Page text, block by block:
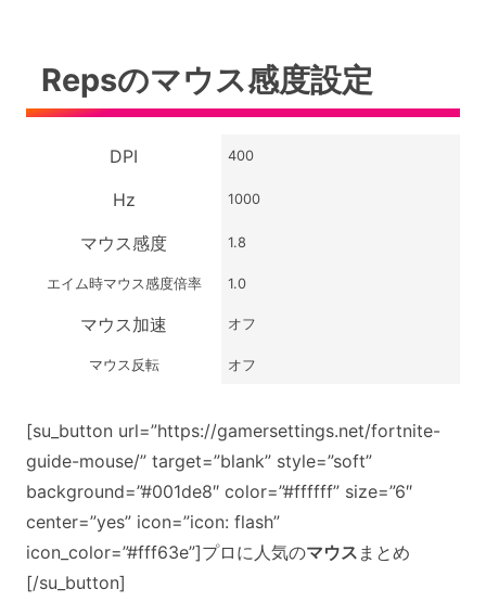
Repsのマウス感度設定
DPI 400
Hz 1000
マウス感度 1.8
エイム時マウス感度倍率 1.0
マウス加速 オフ
マウス反転 オフ
[su_button url=”https://gamersettings.net/fortnite-
guide-mouse/” target=”blank” style=”soft”
background=”#001de8″ color=”#ffffff” size=”6″
center=”yes” icon=”icon: flash”
icon_color=”#fff63e”]プロに人気のマウス まとめ
[/su_button]